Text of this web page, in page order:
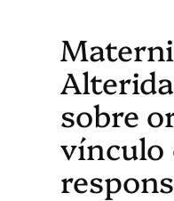
sobre
vínculo